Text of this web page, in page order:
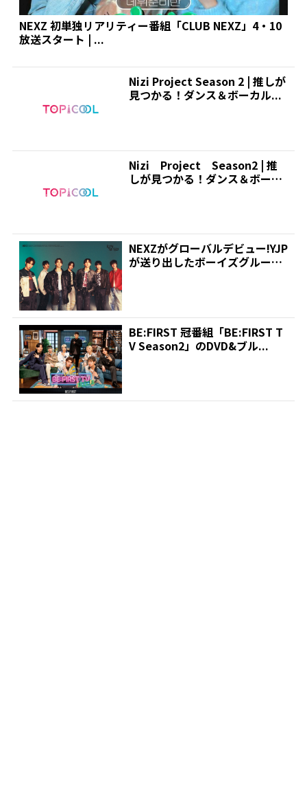
NEXZ 初単独リアリティー番組「CLUB NEXZ」4・10
放送スタート | ...
Nizi Project Season 2 | 推しが
見つかる！ダンス＆ボーカル...
Nizi Project Season2 | 推
しが見つかる！ダンス＆ボーカ
NEXZがグローバルデビュー!YJP
が送り出したボーイズグループ
BE:FIRST 冠番組「BE:FIRST T
V Season2」のDVD&ブル...